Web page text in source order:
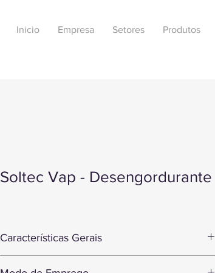
Inicio Empresa Setores Produtos
Soltec Vap - Desengordurante
Características Gerais